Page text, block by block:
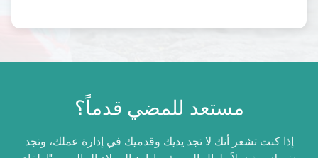
مستعد للمضي قدماً؟
إذا كنت تشعر أنك لا تجد يديك وقدميك في إدارة عملك، وتجد